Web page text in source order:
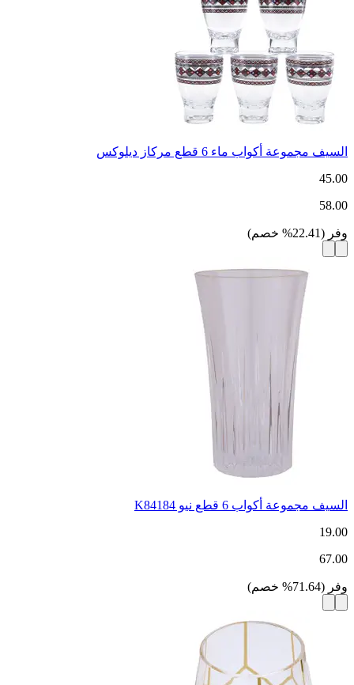
السيف مجموعة أكواب ماء 6 قطع مركاز ديلوكس
45.00
58.00
وفر (
22.41
% خصم)
السيف مجموعة أكواب 6 قطع نيو K84184
19.00
67.00
وفر (
71.64
% خصم)